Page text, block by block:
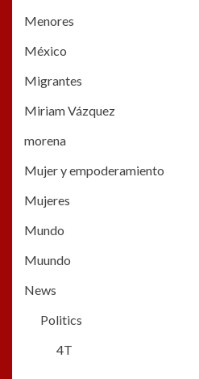
Menores
México
Migrantes
Miriam Vázquez
morena
Mujer y empoderamiento
Mujeres
Mundo
Muundo
News
Politics
4T